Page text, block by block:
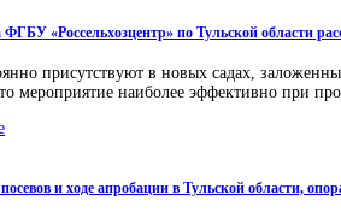
«Россельхозцентр» по Тульской области
присутствуют в новых садах,
мероприятие наиболее эффективно при
и ходе апробации в Тульской области,